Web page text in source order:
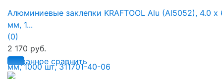
избранное сравнить
Алюминиевые заклепки KRAFTOOL Alu (Al5052), 4.0 х
мм, 1...
(0)
2 170 руб.